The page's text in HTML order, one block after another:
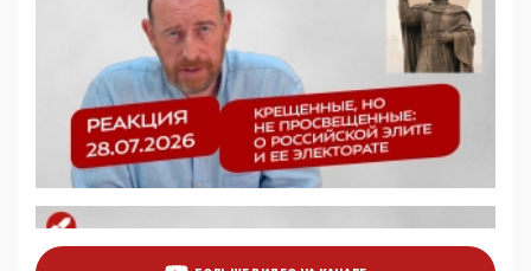
09:43, 01 Июня 2026
5G за счет здоровья граждан: Минцифры намерено
отобрать у регионов и муниципалитетов право
защищать жилые дома и социальные объекты от
05:58, 26 Мая 2026
Роскомнадзор освободили от борца с
деструктивным и опасным контентом
07:39, 25 Мая 2026
ценностей: «Новые люди» поднимают электорат